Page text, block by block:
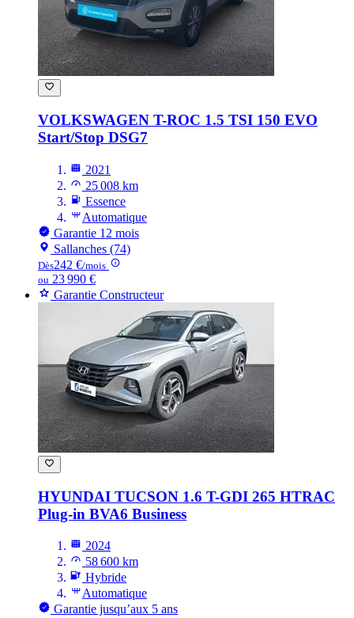
VOLKSWAGEN T-ROC 1.5 TSI 150 EVO
Start/Stop DSG7
2021
25 008 km
Essence
Automatique
Garantie 12 mois
Sallanches (74)
Dès242 €/mois
ou 23 990 €
Garantie Constructeur
HYUNDAI TUCSON 1.6 T-GDI 265 HTRAC
Plug-in BVA6 Business
2024
58 600 km
Hybride
Automatique
Garantie jusqu’aux 5 ans